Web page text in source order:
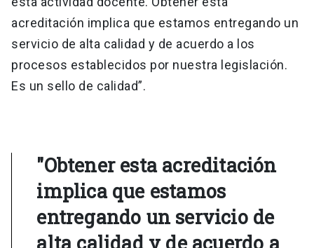
acreditación implica que estamos entregando un
servicio de alta calidad y de acuerdo a los
procesos establecidos por nuestra legislación.
Es un sello de calidad”.
"Obtener esta acreditación
implica que estamos
entregando un servicio de
alta calidad y de acuerdo a